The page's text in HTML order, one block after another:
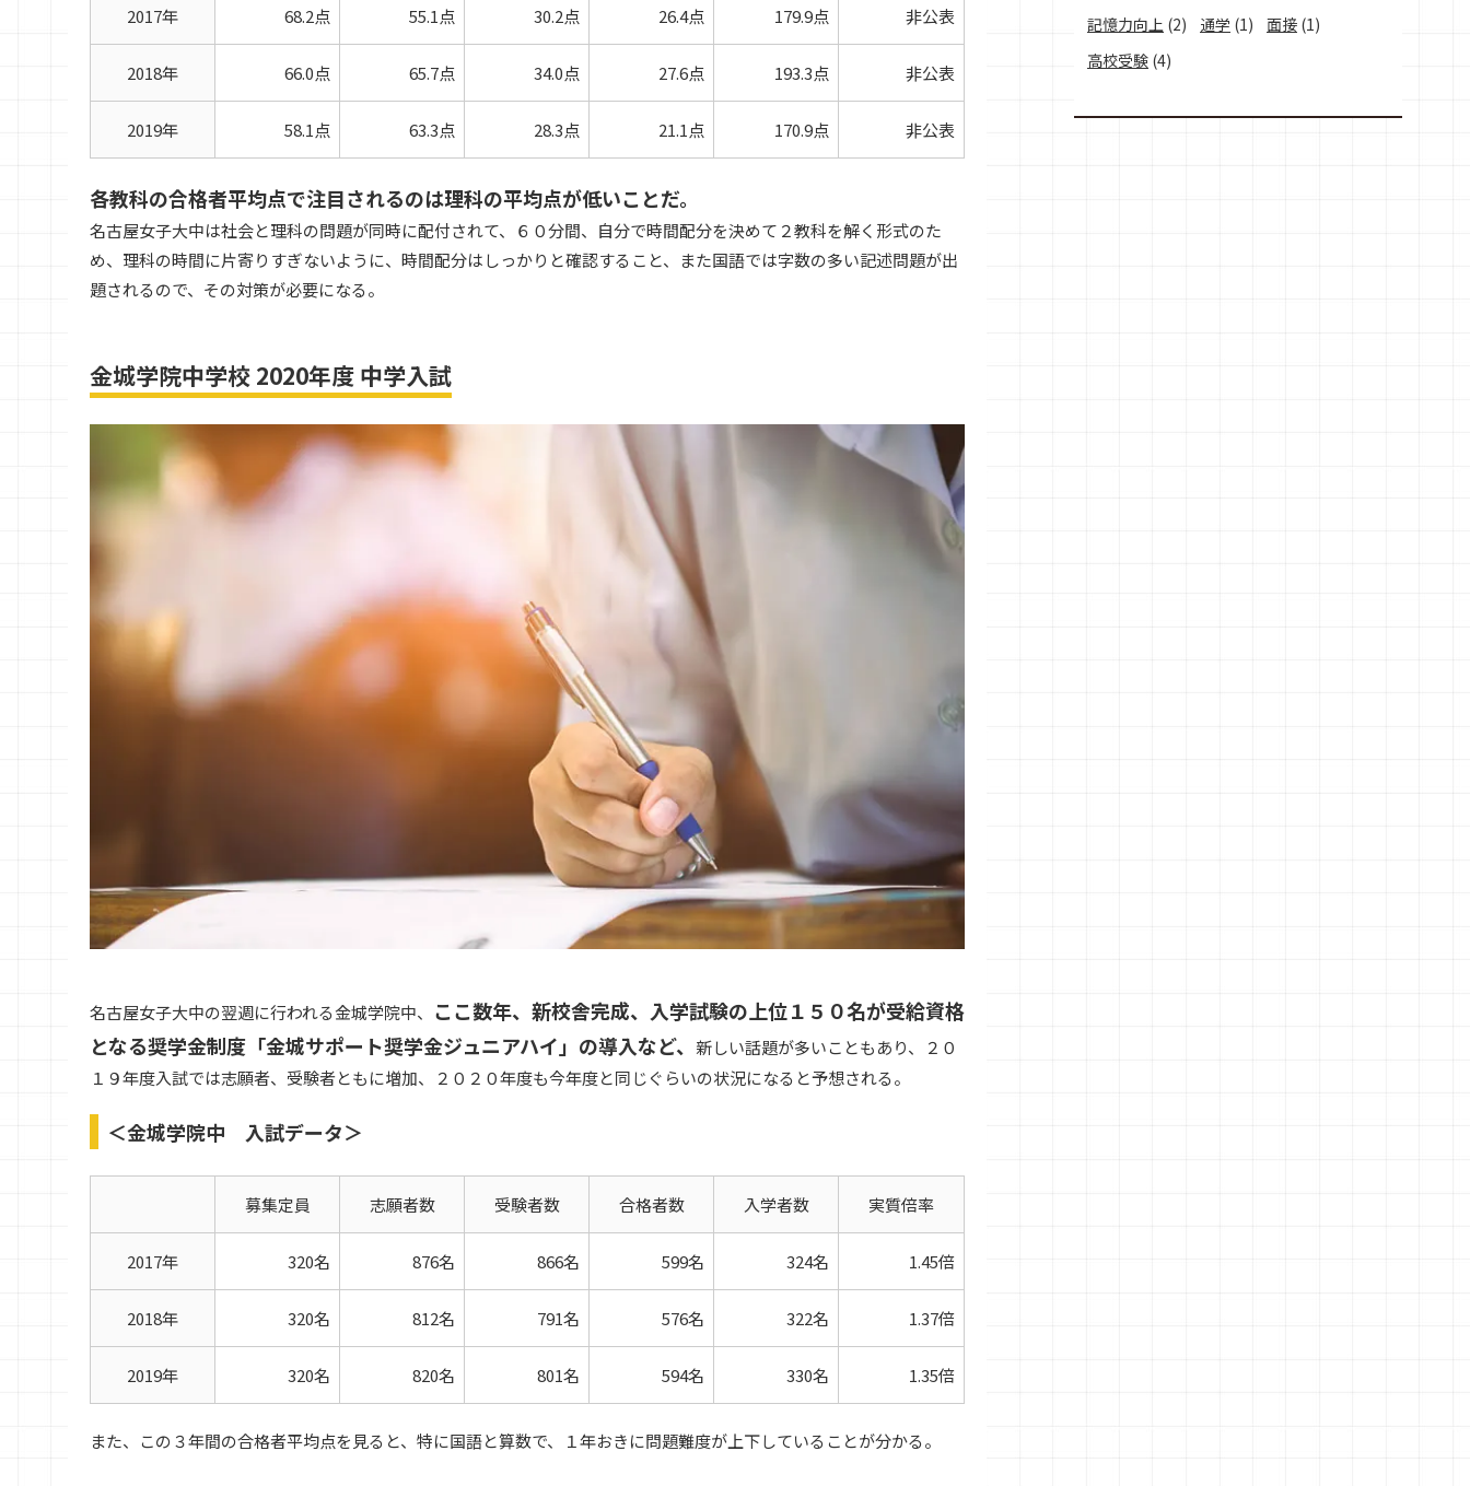
2017年 68.2点 55.1点 30.2点 26.4点 179.9点 非公表
2018年 66.0点 65.7点 34.0点 27.6点 193.3点 非公表
2019年 58.1点 63.3点 28.3点 21.1点 170.9点 非公表
各教科の合格者平均点で注目されるのは理科の平均点が低いことだ。
名古屋女子大中は社会と理科の問題が同時に配付されて、６０分間、自分で時間配分を決めて２教科を解く形式のた
め、理科の時間に片寄りすぎないように、時間配分はしっかりと確認すること、また国語では字数の多い記述問題が出
題されるので、その対策が必要になる。
金城学院中学校 2020年度 中学入試
名古屋女子大中の翌週に行われる金城学院中、 ここ数年、新校舎完成、入学試験の上位１５０名が受給資格
となる奨学金制度「金城サポート奨学金ジュニアハイ」の導入など、
新しい話題が多いこともあり、２０
１９年度入試では志願者、受験者ともに増加、２０２０年度も今年度と同じぐらいの状況になると予想される。
＜金城学院中 入試データ＞
募集定員 志願者数 受験者数 合格者数 入学者数 実質倍率
2017年 320名 876名 866名 599名 324名 1.45倍
2018年 320名 812名 791名 576名 322名 1.37倍
2019年 320名 820名 801名 594名 330名 1.35倍
また、この３年間の合格者平均点を見ると、特に国語と算数で、１年おきに問題難度が上下していることが分かる。
記憶力向上 (2) 通学 (1) 面接 (1)
高校受験 (4)